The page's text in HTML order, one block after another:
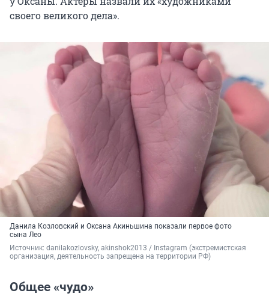
своего великого дела».
Данила Козловский и Оксана Акиньшина показали первое фото
сына Лео
Источник: danilakozlovsky, akinshok2013 / Instagram (экстремистская
организация, деятельность запрещена на территории РФ)
Общее «чудо»